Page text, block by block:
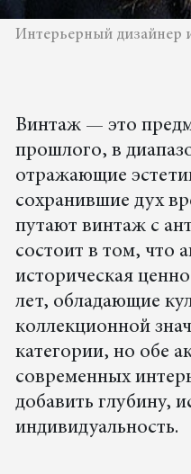
Интерьерный дизайнер
Винтаж — это
прошлого, в
отражающие
сохранившие дух
путают винтаж с
состоит в том, что
историческая
лет, обладающие
коллекционной
категории, но обе
современных
добавить глубину,
индивидуальность.